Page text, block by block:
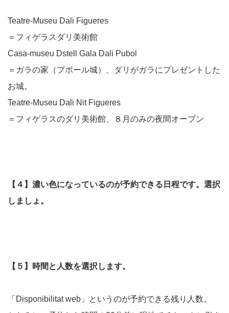
Teatre-Museu Dali Figueres
＝フィゲラスダリ美術館
Casa-museu Dstell Gala Dali Pubol
＝ガラの家（プボール城）、ダリがガラにプレゼントした
お城。
Teatre-Museu Dali Nit Figueres
＝フィゲラスのダリ美術館、８月のみの夜間オープン
【４】濃い色になっているのが予約できる日程です。選択
しましょ。
【５】時間と人数を選択します。
「Disponibilitat web」というのが予約できる残り人数。